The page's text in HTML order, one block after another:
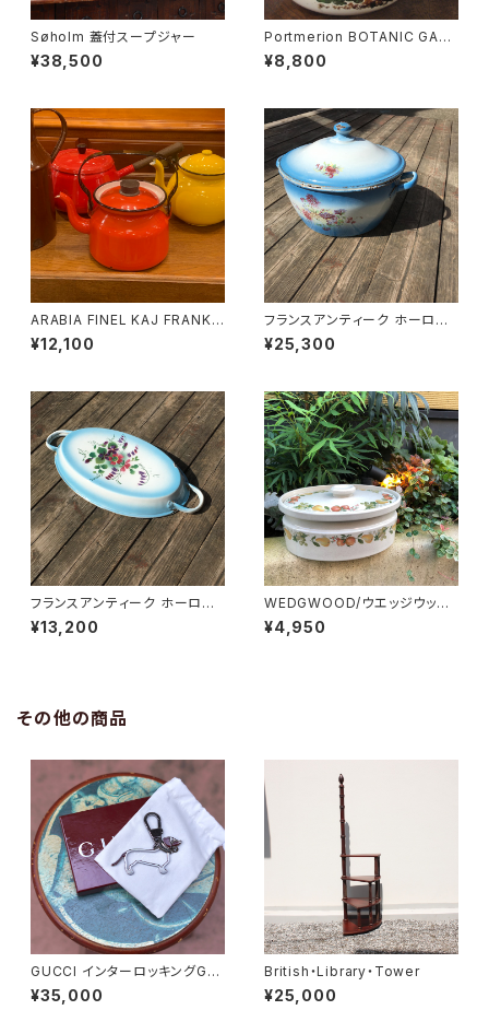
Søholm 蓋付スープジャー
¥38,500
Portmerion BOTANIC GAR
DEN ホーロー鍋
¥8,800
ARABIA FINEL KAJ FRANK
ホーローケトル
¥12,100
フランスアンティーク ホーロー
鍋
¥25,300
フランスアンティーク ホーロー
パエリアパン
¥13,200
WEDGWOOD/ウエッジウッ
ド オーバルキャセロール
¥4,950
その他の商品
GUCCI インターロッキングGド
ッグ キーホルダー
¥35,000
British・Library・Tower
¥25,000